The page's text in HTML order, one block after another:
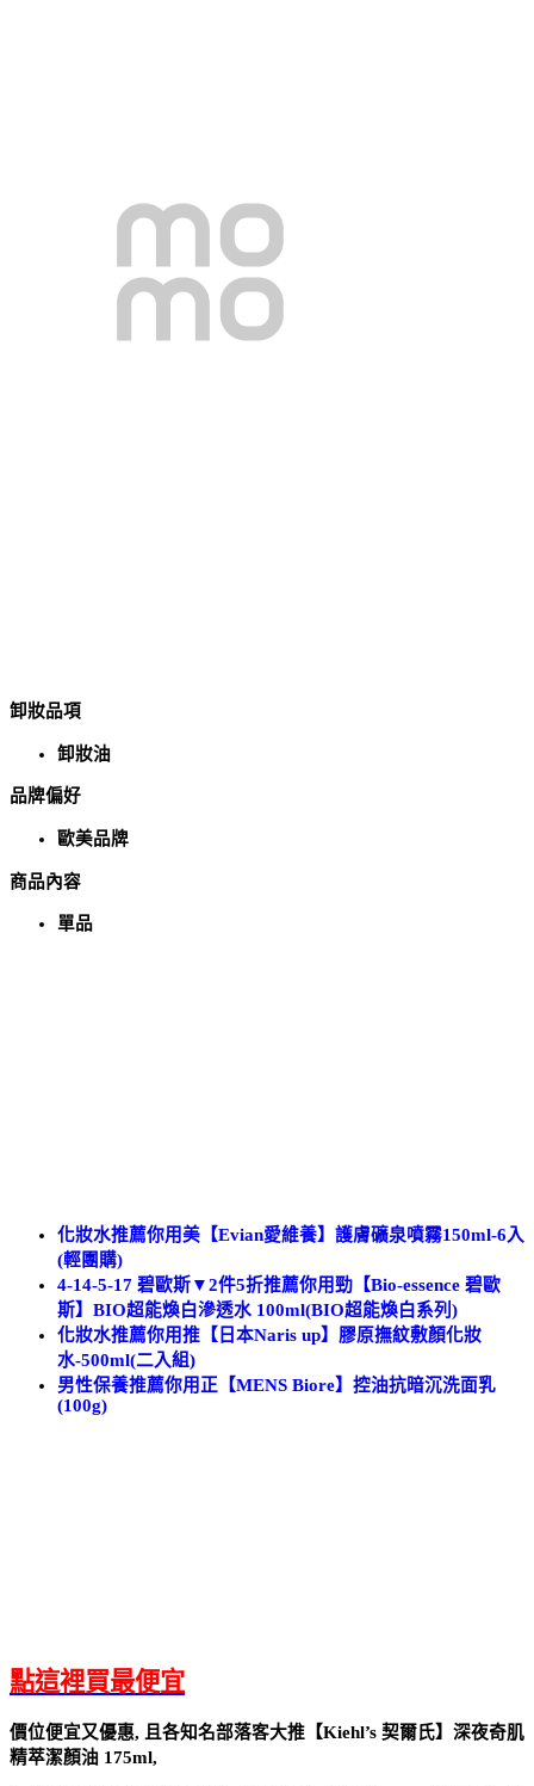
卸妝品項
卸妝油
品牌偏好
歐美品牌
商品內容
單品
化妝水推薦你用美【Evian愛維養】護膚礦泉噴霧150ml-6入
(輕團購)
4-14-5-17 碧歐斯▼2件5折推薦你用勁【Bio-essence 碧歐
斯】BIO超能煥白滲透水 100ml(BIO超能煥白系列)
化妝水推薦你用推【日本Naris up】膠原撫紋敷顏化妝
水-500ml(二入組)
男性保養推薦你用正【MENS Biore】控油抗暗沉洗面乳
(100g)
點這裡買最便宜
價位便宜又優惠, 且各知名部落客大推 【Kiehl’s 契爾氏】深夜奇肌
精萃潔顏油 175ml,